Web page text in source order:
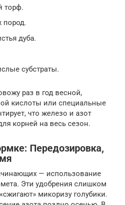
торф.
пород.
дуба.
субстраты.
раз в год весной,
кислоты или специальные
что железо и азот
корней на весь сезон.
Передозировка,
— использование
Эти удобрения слишком
микоризу голубики.